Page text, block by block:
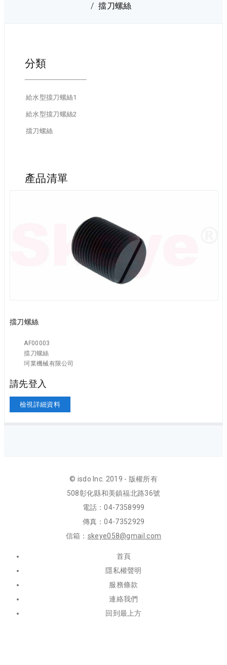
擋刀螺絲
分類
給水型擋刀螺絲1
給水型擋刀螺絲2
擋刀螺絲
產品清單
擋刀螺絲
AF00003
擋刀螺絲
珂業機械有限公司
請先登入
檢視詳細資料
© isdo Inc. 2019 - 版權所有
508彰化縣和美鎮福北路36號
電話：04-7358999
傳真：04-7352929
信箱： skeye058@gmail.com
首頁
隱私權聲明
服務條款
連絡我們
回到最上方